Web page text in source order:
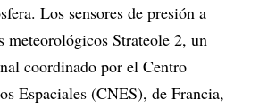
Los sensores de presión a
meteorológicos Strateole 2, un
coordinado por el Centro
Espaciales (CNES), de Francia,